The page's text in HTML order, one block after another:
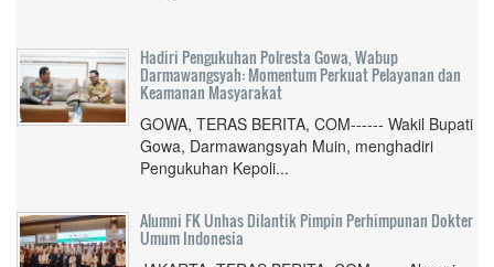
Hadiri Pengukuhan Polresta Gowa, Wabup
Darmawangsyah: Momentum Perkuat Pelayanan dan
Keamanan Masyarakat
GOWA, TERAS BERITA, COM------ Wakil Bupati
Gowa, Darmawangsyah Muin, menghadiri
Pengukuhan Kepoli...
Alumni FK Unhas Dilantik Pimpin Perhimpunan Dokter
Umum Indonesia